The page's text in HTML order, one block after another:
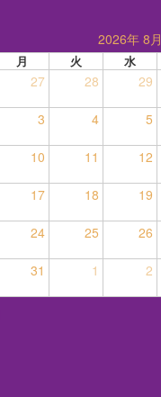
2026年 8月
月 火 水
27 28 29
3 4 5
10 11 12
17 18 19
24 25 26
31 1 2